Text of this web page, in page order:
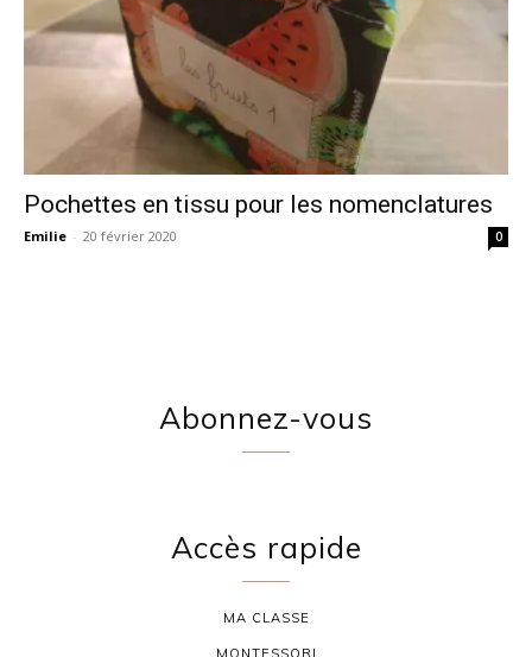
Pochettes en tissu pour les nomenclatures
Emilie - 20 février 2020 0
Abonnez-vous
Accès rapide
MA CLASSE